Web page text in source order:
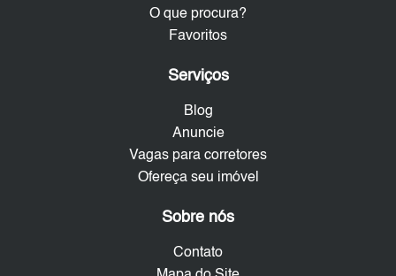
O que procura?
Favoritos
Serviços
Blog
Anuncie
Vagas para corretores
Ofereça seu imóvel
Sobre nós
Contato